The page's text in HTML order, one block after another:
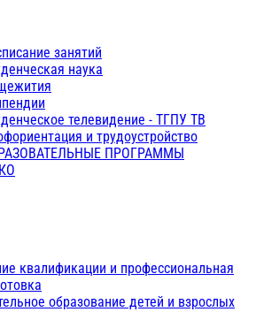
занятий
наука
телевидение - ТГПУ ТВ
и трудоустройство
ПРОГРАММЫ
квалификации и профессиональная
образование детей и взрослых